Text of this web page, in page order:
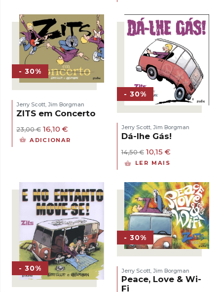
13,12 €.9,18 €.
- 30%
Jerry Scott Jim Borgman
ZITS em Concerto
23,00€ O
preço
16,10 €
preço
ADICIONAR
- 30%
Jerry Scott, Jim Borgman
Dá-lhe Gás!
14,50€ O
preço
original
14,50 €.
10,15 €O
10,15 €.
LER MAIS
- 30%
- 30%
Jerry Scott, Jim Borgman
Peace, Love & Wi-
Fi